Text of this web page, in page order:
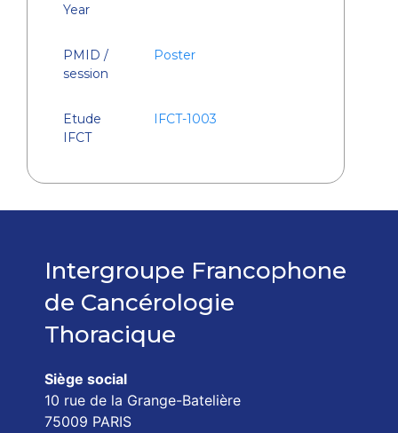
Year
PMID /
session
Poster
Etude
IFCT
IFCT-1003
Intergroupe Francophone
de Cancérologie
Thoracique
Siège social
10 rue de la Grange-Batelière
75009 PARIS